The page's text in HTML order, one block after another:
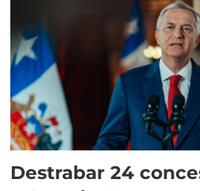
Destrabar 24